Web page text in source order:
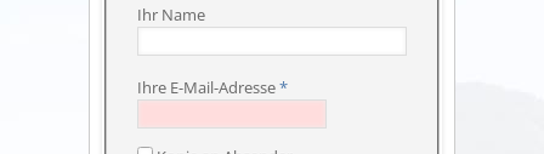
Ihr Name
Ihre E-Mail-Adresse*